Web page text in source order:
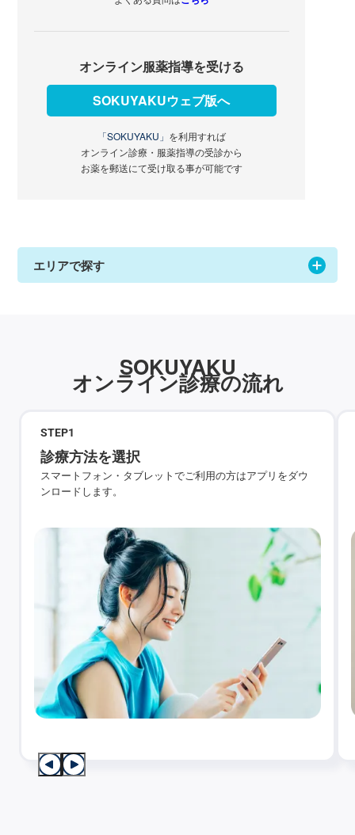
オンライン服薬指導を受ける
SOKUYAKUウェブ版へ
「SOKUYAKU」 を利用すれば
オンライン診療・服薬指導の受診から
お薬を郵送にて受け取る事が可能です
エリアで探す
SOKUYAKU
オンライン診療の流れ
STEP1
診療方法を選択
スマートフォン・タブレットでご利用の方はアプリをダウ
ンロードします。